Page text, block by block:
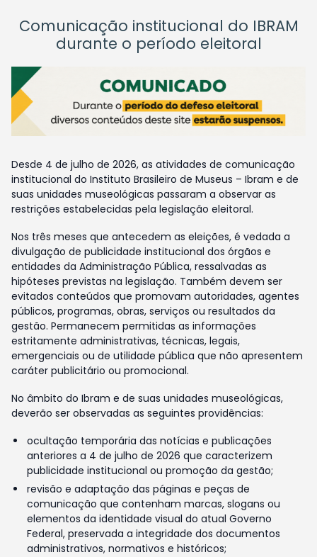
Comunicação institucional do IBRAM
durante o período eleitoral
Desde 4 de julho de 2026, as atividades de comunicação
institucional do Instituto Brasileiro de Museus – Ibram e de
suas unidades museológicas passaram a observar as
restrições estabelecidas pela legislação eleitoral.
Nos três meses que antecedem as eleições, é vedada a
divulgação de publicidade institucional dos órgãos e
entidades da Administração Pública, ressalvadas as
hipóteses previstas na legislação. Também devem ser
evitados conteúdos que promovam autoridades, agentes
públicos, programas, obras, serviços ou resultados da
gestão. Permanecem permitidas as informações
estritamente administrativas, técnicas, legais,
emergenciais ou de utilidade pública que não apresentem
caráter publicitário ou promocional.
No âmbito do Ibram e de suas unidades museológicas,
deverão ser observadas as seguintes providências:
ocultação temporária das notícias e publicações
anteriores a 4 de julho de 2026 que caracterizem
publicidade institucional ou promoção da gestão;
revisão e adaptação das páginas e peças de
comunicação que contenham marcas, slogans ou
elementos da identidade visual do atual Governo
Federal, preservada a integridade dos documentos
administrativos, normativos e históricos;